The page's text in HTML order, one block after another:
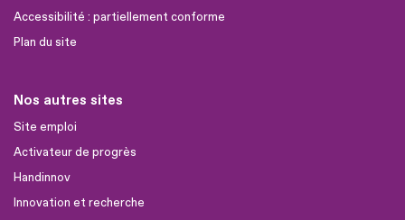
Accessibilité : partiellement conforme
Plan du site
Nos autres sites
Site emploi
Activateur de progrès
Handinnov
Innovation et recherche